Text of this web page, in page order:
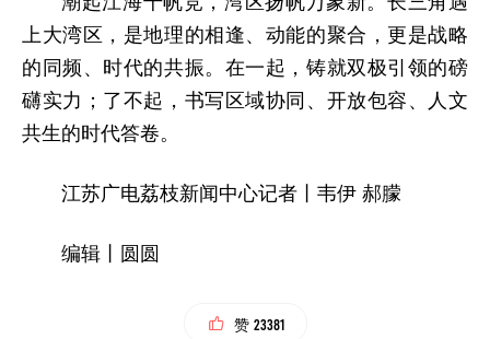
上大湾区，是地理的相逢、动能的聚合，更是战略
的同频、时代的共振。在一起，铸就双极引领的磅
礴实力；了不起，书写区域协同、开放包容、人文
共生的时代答卷。
江苏广电荔枝新闻中心记者 韦伊 郝朦
编辑丨圆圆
赞 23381